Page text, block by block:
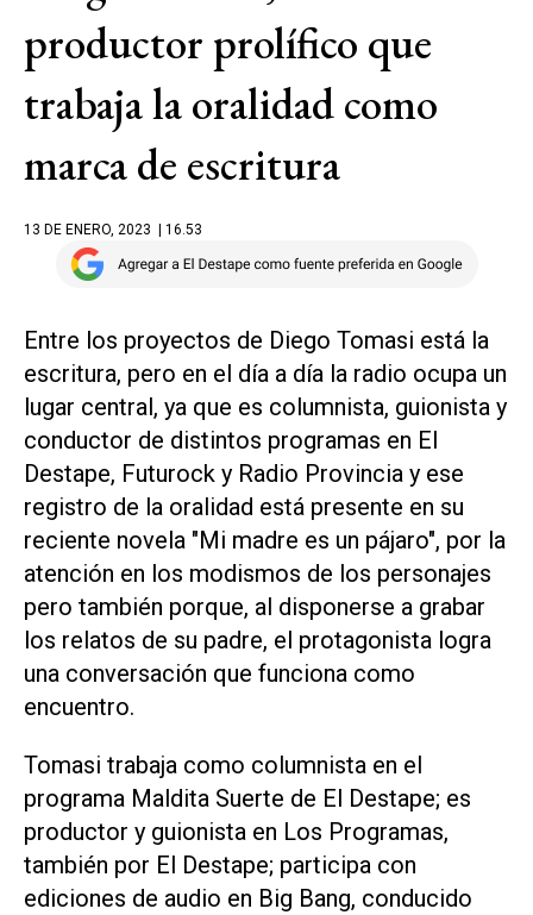
productor prolífico que
trabaja la oralidad como
marca de escritura
13 DE ENERO, 2023 | 16.53
Entre los proyectos de Diego Tomasi está la
escritura, pero en el día a día la radio ocupa un
lugar central, ya que es columnista, guionista y
conductor de distintos programas en El
Destape, Futurock y Radio Provincia y ese
registro de la oralidad está presente en su
reciente novela "Mi madre es un pájaro", por la
atención en los modismos de los personajes
pero también porque, al disponerse a grabar
los relatos de su padre, el protagonista logra
una conversación que funciona como
encuentro.
Tomasi trabaja como columnista en el
programa Maldita Suerte de El Destape; es
productor y guionista en Los Programas,
también por El Destape; participa con
ediciones de audio en Big Bang, conducido